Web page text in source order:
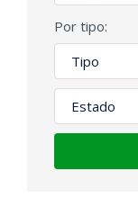
Por tipo: